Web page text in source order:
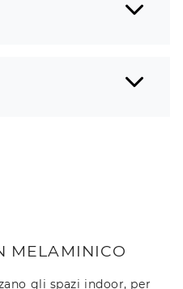
MELAMINICO
gli spazi indoor, per